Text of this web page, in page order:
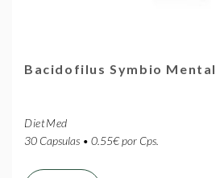
Bacidofilus Symbio Mental
DietMed
30 Capsulas • 0.55€ por Cps.